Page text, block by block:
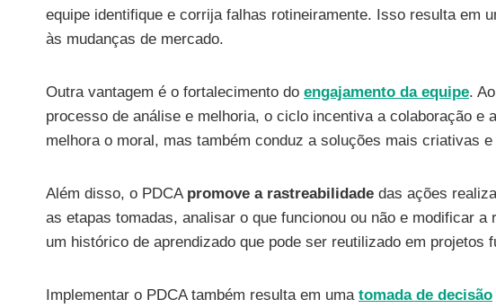
equipe identifique e corrija falhas rotineiramente. Isso resulta em
às mudanças de mercado.
Outra vantagem é o fortalecimento do engajamento da equipe.
processo de análise e melhoria, o ciclo incentiva a colaboração e a
melhora o moral, mas também conduz a soluções mais criativas
Além disso, o PDCA promove a rastreabilidade das ações
as etapas tomadas, analisar o que funcionou ou não e modificar
um histórico de aprendizado que pode ser reutilizado em projetos
Implementar o PDCA também resulta em uma tomada de decisão